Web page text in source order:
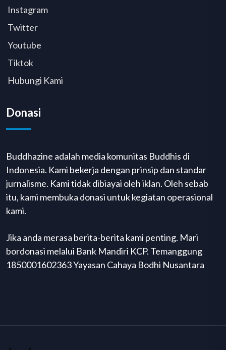
Instagram
Twitter
Youtube
Tiktok
Hubungi Kami
Donasi
Buddhazine adalah media komunitas Buddhis di
Indonesia. Kami bekerja dengan prinsip dan standar
jurnalisme. Kami tidak dibiayai oleh iklan. Oleh sebab
itu, kami membuka donasi untuk kegiatan operasional
kami.
Jika anda merasa berita-berita kami penting. Mari
bordonasi melalui Bank Mandiri KCP. Temanggung
1850001602363 Yayasan Cahaya Bodhi Nusantara